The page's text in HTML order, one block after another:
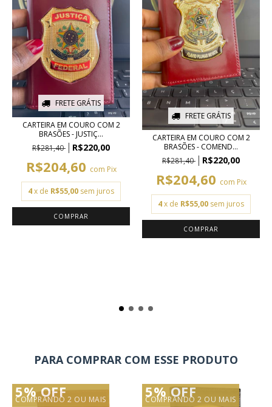
FRETE GRÁTIS
CARTEIRA EM COURO COM 2
BRASÕES - JUSTIÇ...
R$281,40
R$220,00
R$204,60 com Pix
4x de R$55,00 sem juros
FRETE GRÁTIS
CARTEIRA EM COURO COM 2
BRASÕES - COMEND...
R$281,40
R$220,00
R$204,60 com Pix
4x de R$55,00 sem juros
PARA COMPRAR COM ESSE PRODUTO
5% OFF
COMPRANDO 2 OU MAIS 5% OFF
COMPRANDO 2 OU MAIS